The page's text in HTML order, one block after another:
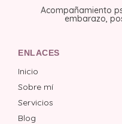
Acompañamiento
embarazo,
ENLACES
Inicio
Sobre mí
Servicios
Blog